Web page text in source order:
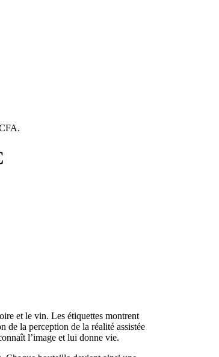
et le vin. Les étiquettes montrent
de la perception de la réalité assistée
l’image et lui donne vie.